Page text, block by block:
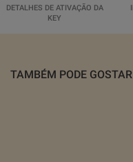
DETALHES DE ATIVAÇÃO DA
KEY
TAMBÉM PODE GOSTAR